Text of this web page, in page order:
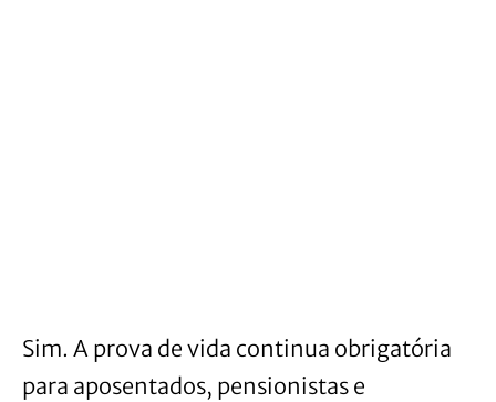
Sim. A prova de vida continua obrigatória
para aposentados, pensionistas e